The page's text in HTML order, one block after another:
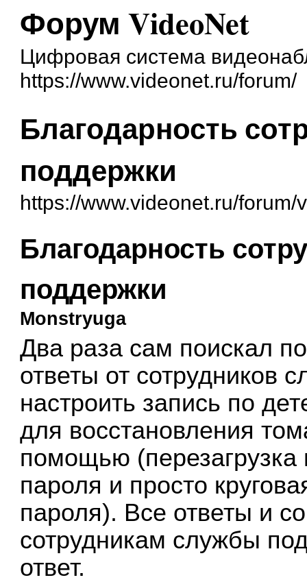
Форум VideoNet
Цифровая система
https://www.videonet.ru/forum/
Благодарность
поддержки
https://www.videonet.ru/
Благодарность
поддержки
Monstryuga
Два раза сам поискал
ответы от сотрудников
настроить запись по
для восстановления
помощью
пароля и просто
пароля). Все ответы и
сотрудникам службы
ответ.